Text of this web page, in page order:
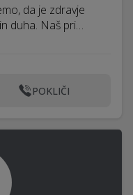
da je zdravje
duha. Naš pri…
POKLIČI